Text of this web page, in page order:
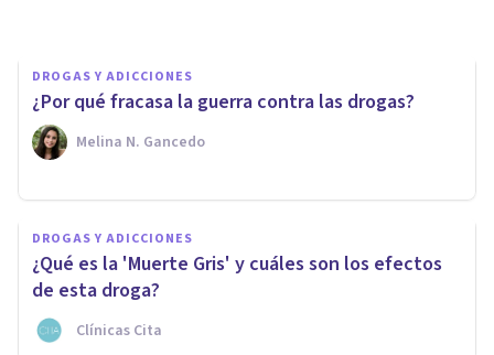
DROGAS Y ADICCIONES
¿Por qué fracasa la guerra contra las drogas?
Melina N. Gancedo
DROGAS Y ADICCIONES
¿Qué es la 'Muerte Gris' y cuáles son los efectos
de esta droga?
Clínicas Cita
¿Cómo funciona el autoengaño
en las adicciones?
Luis Miguel Real